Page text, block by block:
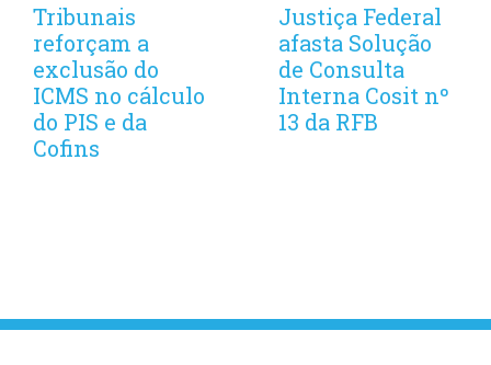
Tribunais
reforçam a
exclusão do
ICMS no cálculo
do PIS e da
Cofins
Justiça Federal
afasta Solução
de Consulta
Interna Cosit nº
13 da RFB